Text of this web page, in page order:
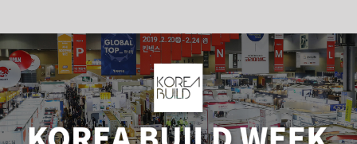
Skip
to
content